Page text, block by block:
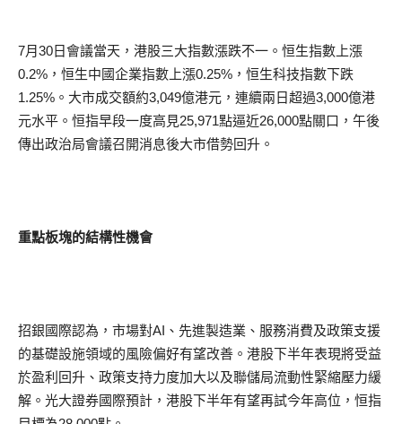
7月30日會議當天，港股三大指數漲跌不一。恒生指數上漲
0.2%，恒生中國企業指數上漲0.25%，恒生科技指數下跌
1.25%。大市成交額約3,049億港元，連續兩日超過3,000億港
元水平。恒指早段一度高見25,971點逼近26,000點關口，午後
傳出政治局會議召開消息後大市借勢回升。
重點板塊的結構性機會
招銀國際認為，市場對AI、先進製造業、服務消費及政策支援
的基礎設施領域的風險偏好有望改善。港股下半年表現將受益
於盈利回升、政策支持力度加大以及聯儲局流動性緊縮壓力緩
解。光大證券國際預計，港股下半年有望再試今年高位，恒指